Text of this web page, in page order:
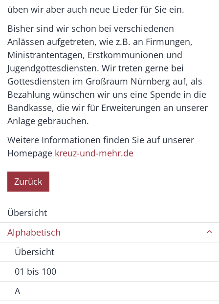
üben wir aber auch neue Lieder für Sie ein.
Bisher sind wir schon bei verschiedenen
Anlässen aufgetreten, wie z.B. an Firmungen,
Ministrantentagen, Erstkommunionen und
Jugendgottesdiensten. Wir treten gerne bei
Gottesdiensten im Großraum Nürnberg auf, als
Bezahlung wünschen wir uns eine Spende in die
Bandkasse, die wir für Erweiterungen an unserer
Anlage gebrauchen.
Weitere Informationen finden Sie auf unserer
Homepage kreuz-und-mehr.de
Zurück
Übersicht
Alphabetisch
Übersicht
01 bis 100
A